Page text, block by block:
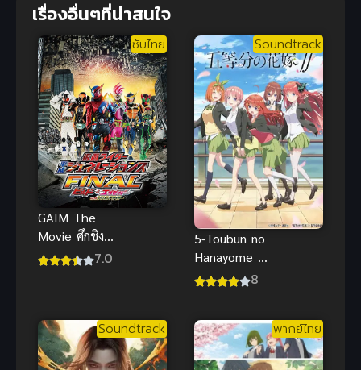
เรื่องอื่นๆที่น่าสนใจ
ซับไทย
GAIM The
Movie ศึกชิง
ถ้วยทองคำ
ทะลุ
7.0
Soundtrack
5-Toubun no
Hanayome ∬
เจ้าสาวผมเป็น
8
Soundtrack พากย์ไทย